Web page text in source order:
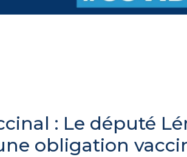
: Le député
obligation